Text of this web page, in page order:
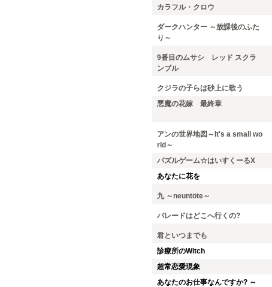
カラフル・クロウ
ダークハンター ～放課後のふた
り～
9番目のムサシ レッド スクラ
ンブル
クジラの子らは砂上に歌う
悪魔の花嫁 最終章
アンの世界地図～It's a small wo
rld～
パズルゲーム☆はいすくーるX
あなたに花を
九 ～neuntöte～
パレードはどこへ行くの?
君といつまでも
診療所のWitch
超常恋愛現象
あなたのお仕事なんですか? ～